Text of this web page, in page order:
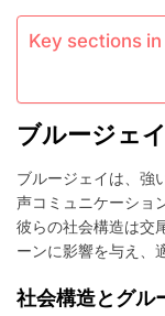
Key sections
ブルージェ
ブルージェイは、強
声コミュニケーショ
彼らの社会構造は交
ーンに影響を与え、
社会構造とグル